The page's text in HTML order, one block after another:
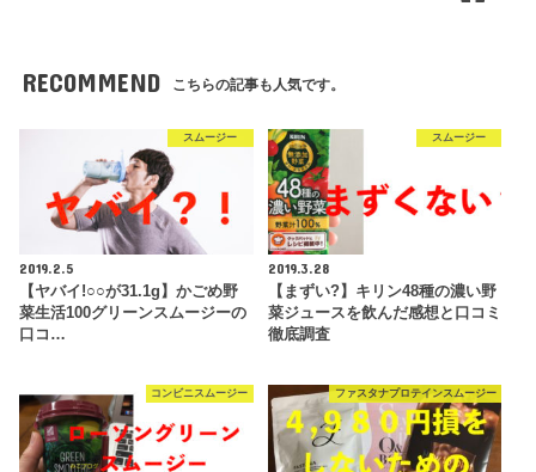
RECOMMEND こちらの記事も人気です。
スムージー
2019.2.5
【ヤバイ!○○が31.1g】かごめ野
菜生活100グリーンスムージーの
口コ…
スムージー
2019.3.28
【まずい?】キリン48種の濃い野
菜ジュースを飲んだ感想と口コミ
徹底調査
コンビニスムージー ファスタナプロテインスムージー